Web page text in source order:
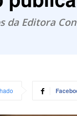
da Editora